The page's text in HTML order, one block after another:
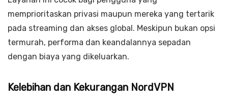
memprioritaskan privasi maupun mereka yang tertarik
pada streaming dan akses global. Meskipun bukan opsi
termurah, performa dan keandalannya sepadan
dengan biaya yang dikeluarkan.
Kelebihan dan Kekurangan NordVPN